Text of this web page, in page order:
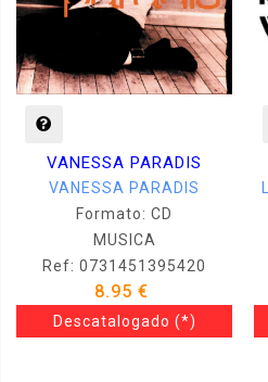
VANESSA PARADIS
VANESSA PARADIS
Formato: CD
MUSICA
Ref: 0731451395420
8.95 €
Descatalogado (*)